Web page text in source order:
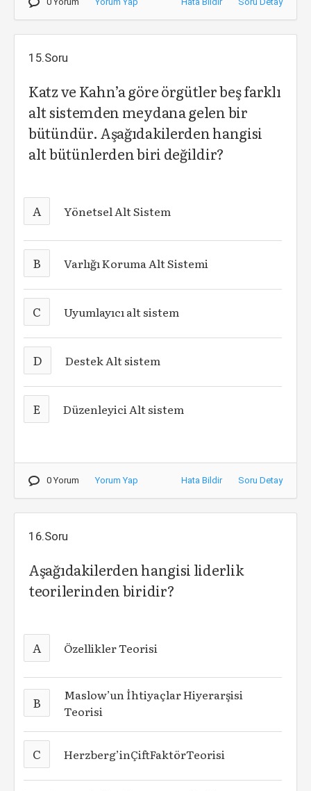
15.Soru
Katz ve Kahn’a göre örgütler beş farklı
alt sistemden meydana gelen bir
bütündür. Aşağıdakilerden hangisi
alt bütünlerden biri değildir?
A Yönetsel Alt Sistem
B Varlığı Koruma Alt Sistemi
C Uyumlayıcı alt sistem
D Destek Alt sistem
E Düzenleyici Alt sistem
0 Yorum Yorum Yap Hata Bildir Soru Detay
16.Soru
Aşağıdakilerden hangisi liderlik
teorilerinden biridir?
A Özellikler Teorisi
B
Maslow’un İhtiyaçlar Hiyerarşisi
Teorisi
C Herzberg’inÇiftFaktörTeorisi